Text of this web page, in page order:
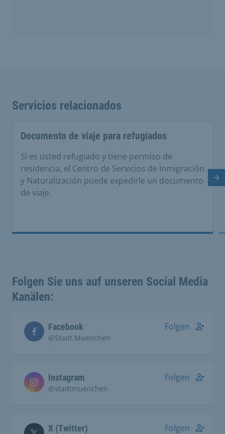
Servicios relacionados
Documento de viaje para refugiados
Si es usted refugiado y tiene permiso de
residencia, el Centro de Servicios de Inmigración
y Naturalización puede expedirle un documento
de viaje.
Folgen Sie uns auf unseren Social Media
Kanälen:
Facebook
@Stadt.Muenchen
Folgen
Instagram
@stadtmuenchen
Folgen
X (Twitter) Folgen